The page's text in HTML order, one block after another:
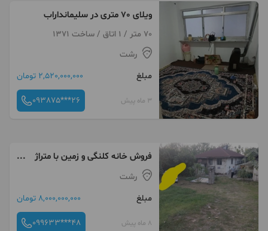
ویلای 70 متری در سلیمانداراب
70 متر / 1 اتاق / ساخت 1371
رشت
مبلغ
2,520,000,000 تومان
3 ماه پیش 093875***26
فروش خانه کلنگی و زمین با متراژ
بالا رشت
مبلغ
8,000,000,000 تومان
8 ماه پیش 099633***48